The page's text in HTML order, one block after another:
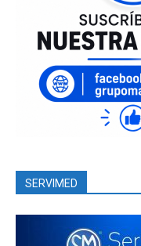
SERVIMED